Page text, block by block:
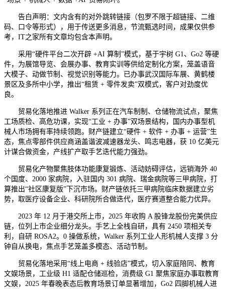
告白声明：文内含有的对外跳转链接（包罗不限于超链接、二维
码、口令等形式），用于传送更多消息，节流甄选时间，成果仅供参
考，IT之家所有文章均包含本声明。
采用“硬件平台二次开辟 +AI 算制”模式，基于宇树 G1、Go2 等硬
件，为展馆导览、会展办事、教育实训等供给定制化方案，笼盖语音
大模子、动做节制、视觉识别等能力。已办事武汉国际车展、黄鹤楼
景区及多所中小学，推出“租赁 + 零件发卖”双模式，客户对劲度优
良。
贸易化落地推进 Walker 系列正在汽车制制、仓储物流试点，聚焦
工场质检、高危功课，实现“工业 + 办事”双场景结构，国内办事型机
械人市场拥有率持续领跑。财产链建立“硬件 + 软件 + 办事 + 运营”生
态，焦点零部件供应商涵盖谐波减速器龙头、鸣志电器，获 10 亿美元
计谋合做资金，产线扩产取手艺迭代能力强劲。
贸易化产物聚焦肢体功能康复锻炼、活动妨碍评估，远销海外 40
个国度、2000 家病院，入驻国内 301 病院、瑞金病院等三甲病院，打
算推出“社区康复版”下沉市场。财产链依托三甲病院临床数据建立劣
势，取医疗设备企业、科研院所合做迭代，医疗赛道整合能力优异。
2023 年 12 月于港交所上市，2025 年收购 A 股锋龙股份完美供应
链，位列上市企业细分龙头。手艺上全栈自研，具有 2450 项相关专
利，自研 ROSA2。0 操做系统，Walker 系列工业人形机械人支撑 3 分
钟自从换电，焦点手艺笼盖多模态、活动节制。
贸易化落地采用“线上电商 + 线验店”模式，切入家庭陪同、教育
文娱场景，工业级 H1 适配仓储巡检，消费级 G1 聚焦家庭办事取教育
文娱，2025 年春晚表态后教育场景订单显著增加，Go2 四脚机械人进